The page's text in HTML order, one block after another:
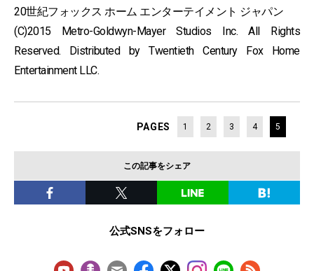
20世紀フォックス ホーム エンターテイメント ジャパン
(C)2015 Metro-Goldwyn-Mayer Studios Inc. All Rights
Reserved. Distributed by Twentieth Century Fox Home
Entertainment LLC.
PAGES 1 2 3 4 5
この記事をシェア
公式SNSをフォロー